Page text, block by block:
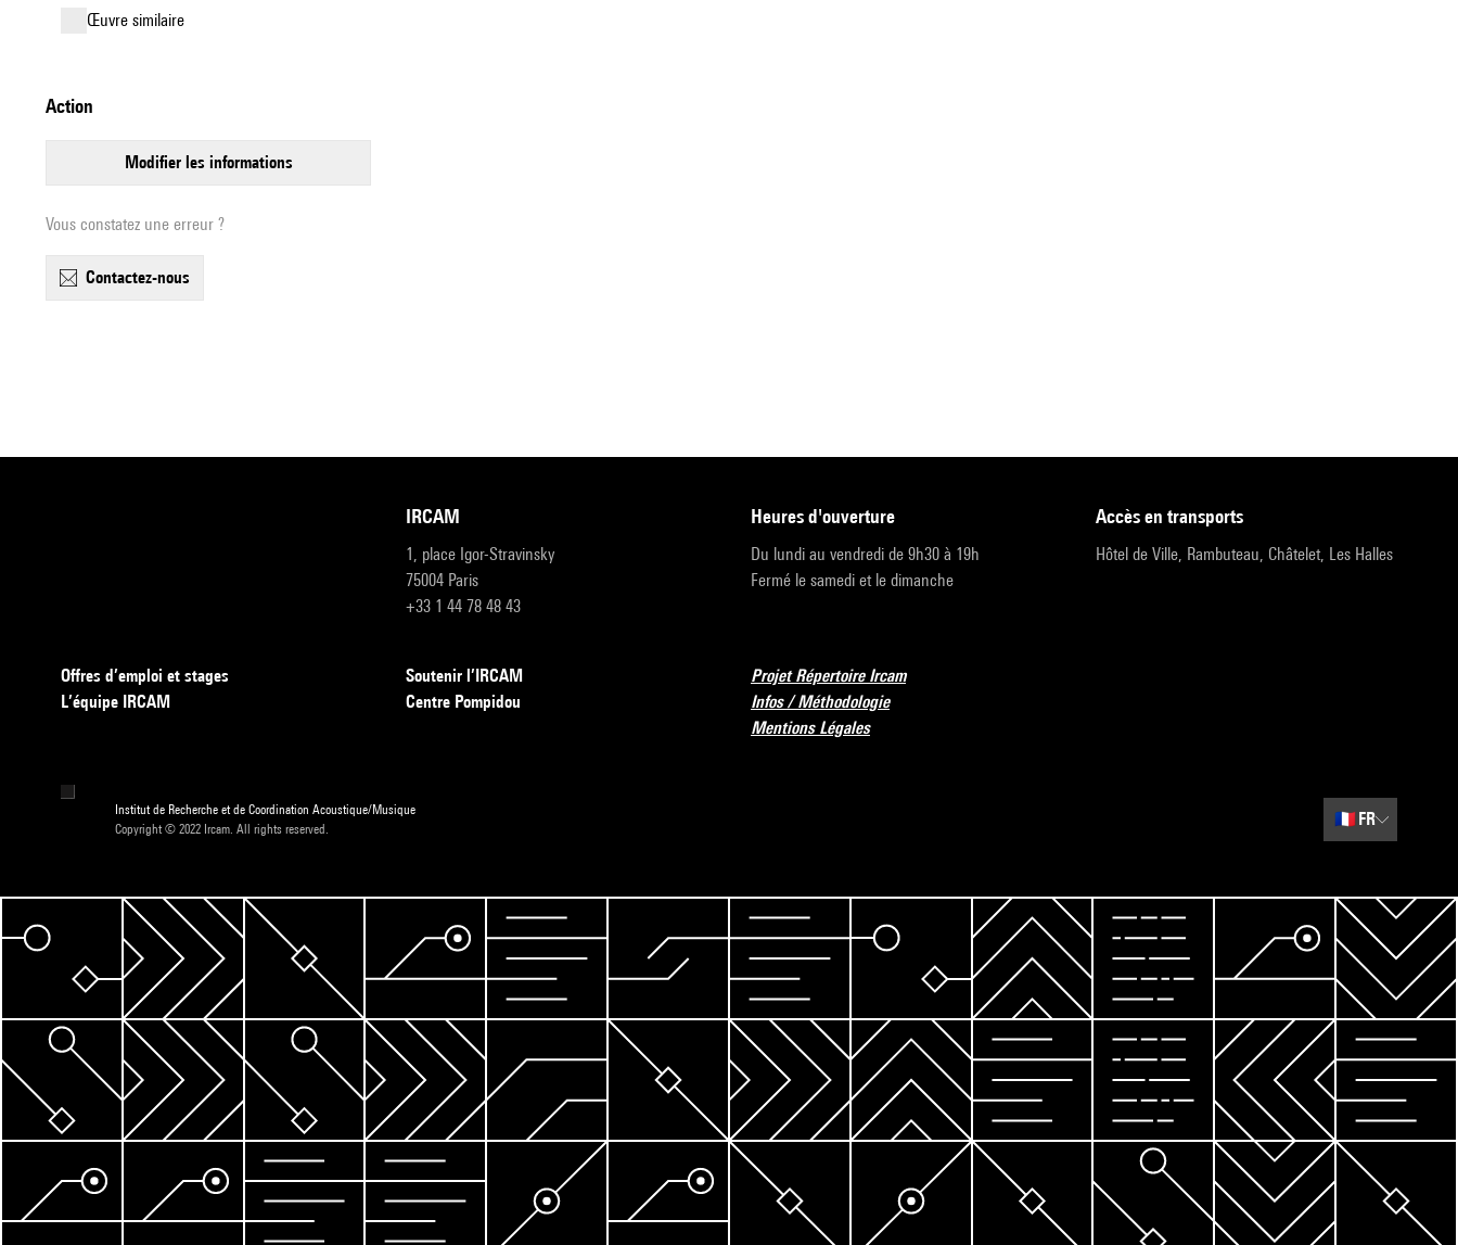
œuvre similaire
action
modifier les informations
Vous constatez une erreur ?
contactez-nous
IRCAM
1, place Igor-Stravinsky
75004 Paris
+33 1 44 78 48 43
heures d'ouverture
Du lundi au vendredi de 9h30 à 19h
Fermé le samedi et le dimanche
accès en transports
Hôtel de Ville, Rambuteau, Châtelet, Les Halles
Offres d’emploi et stages
L’équipe IRCAM
Soutenir l’IRCAM
Centre Pompidou
Projet Répertoire Ircam
Infos / Méthodologie
Mentions Légales
Institut de Recherche et de Coordination Acoustique/Musique
Copyright © 2022 Ircam. All rights reserved.
🇫🇷 FR